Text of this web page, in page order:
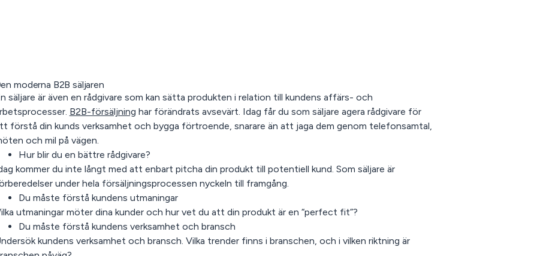
moderna B2B säljaren
säljare är även en rådgivare som kan sätta produkten i relation till kundens affärs- och
B2B-försäljning har förändrats avsevärt. Idag får du som säljare agera rådgivare för
förstå din kunds verksamhet och bygga förtroende, snarare än att jaga dem genom telefonsamtal,
och mil på vägen.
Hur blir du en bättre rådgivare?
kommer du inte långt med att enbart pitcha din produkt till potentiell kund. Som säljare är
under hela försäljningsprocessen nyckeln till framgång.
Du måste förstå kundens utmaningar
utmaningar möter dina kunder och hur vet du att din produkt är en “perfect fit”?
Du måste förstå kundens verksamhet och bransch
kundens verksamhet och bransch. Vilka trender finns i branschen, och i vilken riktning är